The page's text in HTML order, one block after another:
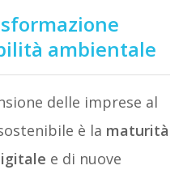
ambientale
delle imprese al
è la maturità
e di nuove